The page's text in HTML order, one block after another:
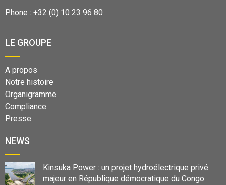
Phone : +32 (0) 10 23 96 80
LE GROUPE
A propos
Notre histoire
Organigramme
Compliance
Presse
NEWS
Kinsuka Power : un projet hydroélectrique privé
majeur en République démocratique du Congo